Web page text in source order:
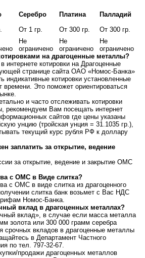
Серебро Платина
Палладий
От 1 гр. От 300 гр.
От 300 гр.
Не
ограничено
Не
ограничено
Не
ограничено
на драгоценные металлы?
интернете котировки на Драгоценные
странице сайта ОАО «Номос-Банка»
индикативные котировки установленные
Это поможет ориентироваться
и часто отслеживать котировки
рекомендуем Вам посещать интернет
сайтов где цены указаны
унцию (тройская унция = 31.1035 гр.),
текущий курс рубля РФ к доллару
заплатить за открытие, ведение
за открытие, ведение и закрытие ОМС
с ОМС в Виде слитка?
с ОМС в виде слитка из драгоценного
слитка банк возьмет с Вас НДС
Номос-Банка.
вклад в драгоценных металлах?
вклад», в случае если масса металла
золота или 300 000 грамм серебра
срочных вкладов в драгоценные металлы
в Департамент Частного
по тел. 797-32-67.
продажи драгоценных металлов